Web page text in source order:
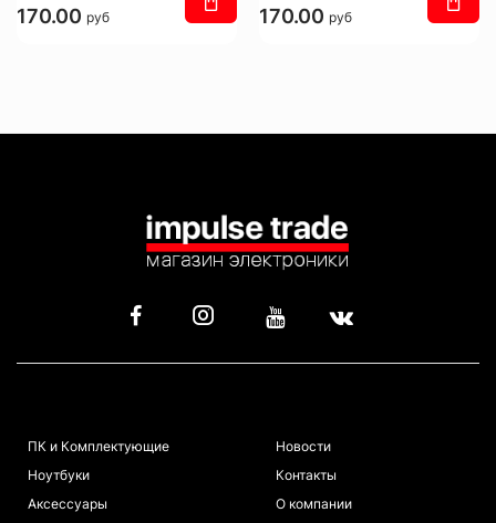
170.00 руб 170.00 руб
ПК и Комплектующие
Ноутбуки
Аксессуары
Новости
Контакты
О компании